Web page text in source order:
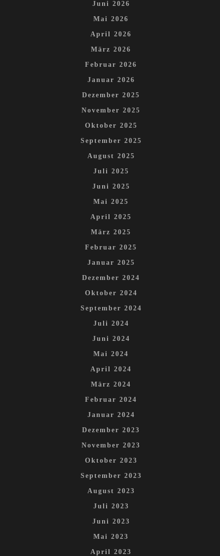
Juni 2026
Mai 2026
April 2026
März 2026
Februar 2026
Januar 2026
Dezember 2025
November 2025
Oktober 2025
September 2025
August 2025
Juli 2025
Juni 2025
Mai 2025
April 2025
März 2025
Februar 2025
Januar 2025
Dezember 2024
Oktober 2024
September 2024
Juli 2024
Juni 2024
Mai 2024
April 2024
März 2024
Februar 2024
Januar 2024
Dezember 2023
November 2023
Oktober 2023
September 2023
August 2023
Juli 2023
Juni 2023
Mai 2023
April 2023